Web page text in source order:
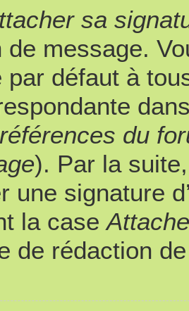
sa
de message.
par défaut à
du
). Par la
une signature
la case
de rédaction